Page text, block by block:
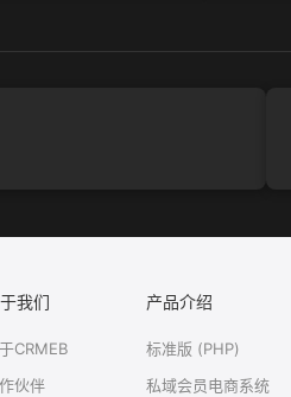
我们
CRMEB
伙伴
产品介绍
标准版 (PHP)
私域会员电商系统